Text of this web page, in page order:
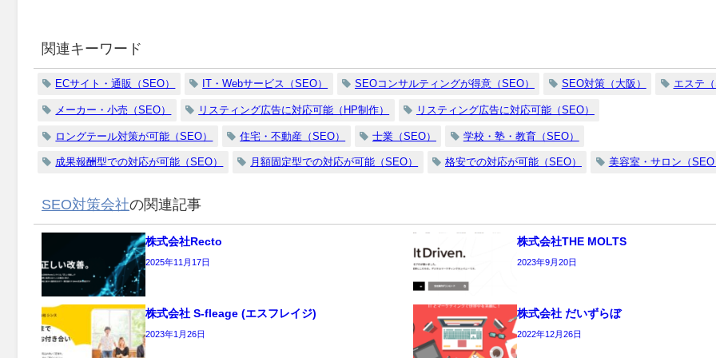
関連キーワード
ECサイト・通販（SEO） IT・Webサービス（SEO） SEOコンサルティングが得意（SEO） SEO対策（大阪） エステ（
メーカー・小売（SEO） リスティング広告に対応可能（HP制作） リスティング広告に対応可能（SEO）
ロングテール対策が可能（SEO） 住宅・不動産（SEO） 士業（SEO） 学校・塾・教育（SEO）
成果報酬型での対応が可能（SEO） 月額固定型での対応が可能（SEO） 格安での対応が可能（SEO） 美容室・サロン（SEO
SEO対策会社の関連記事
株式会社Recto
2025年11月17日
株式会社THE MOLTS
2023年9月20日
株式会社 S-fleage (エスフレイジ)
2023年1月26日
株式会社 だいずらぼ
2022年12月26日